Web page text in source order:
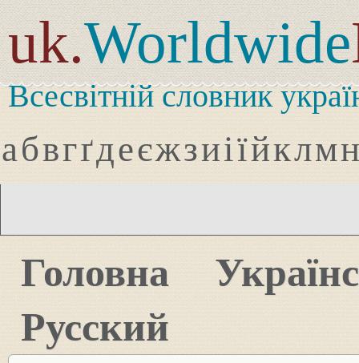
uk.Worldwide
Всесвітній словник
абвгґдеєжзиіїйклмн
Головна
Русский